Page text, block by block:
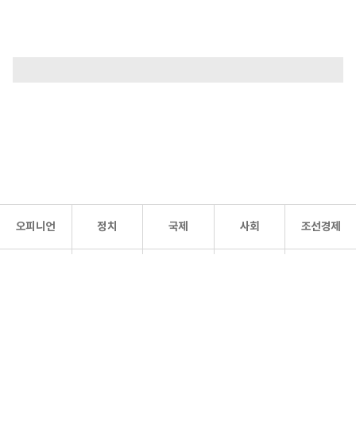
오피니언 정치 국제 사회 조선경제